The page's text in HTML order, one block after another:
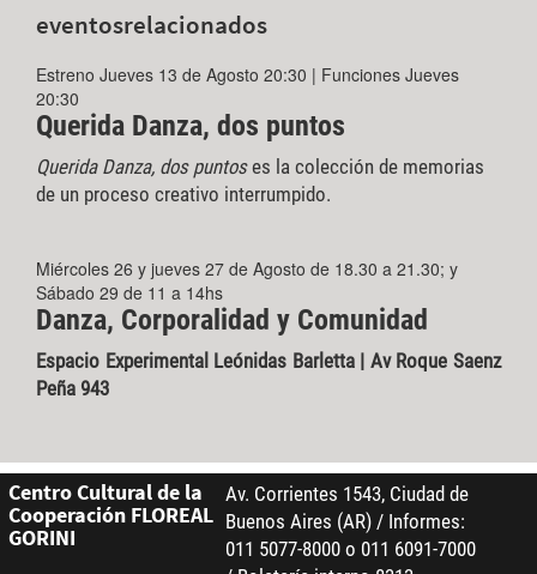
eventosrelacionados
Estreno Jueves 13 de Agosto 20:30 | Funciones Jueves
20:30
Querida Danza, dos puntos
Querida Danza, dos puntoses la colección de memorias
de un proceso creativo interrumpido.
Miércoles 26 y jueves 27 de Agosto de 18.30 a 21.30; y
Sábado 29 de 11 a 14hs
Danza, Corporalidad y Comunidad
Espacio Experimental Leónidas Barletta | Av Roque Saenz
Peña 943
Centro Cultural de la
Cooperación FLOREAL
GORINI
Av. Corrientes 1543, Ciudad de
Buenos Aires (AR) / Informes:
011 5077-8000 o 011 6091-7000